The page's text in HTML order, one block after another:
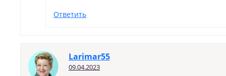
Ответить
Larimar55
09.04.2023